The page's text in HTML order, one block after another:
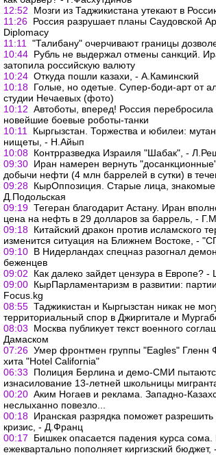
12:52
Мозги из Таджикистана утекают в
11:26 Россия разрушает планы Саудовской
Diplomacy
11:11
"Талибану" очерчивают границы
10:44 Рубль не выдержал отмены санкций.
затопила российскую валюту
10:24 Откуда пошли казахи, - А.Каминский
10:18 Голые, но одетые. Супер-боди-арт от
студии Нечаевых (фото)
10:12 Автоботы, вперед! Россия
новейшие боевые роботы-танки
10:11
Кыргызстан. Торжества и юбилеи:
нищеты, - Н.Айып
10:08 Контрразведка Израиля "Шабак", -
09:30 Иран намерен вернуть
добычи нефти (4 млн баррелей в сутки) в
09:28 КырОппозиция. Старые лица,
Д.Подольская
09:19 Тегеран благодарит Астану. Иран
цена на нефть в 29 долларов за баррель, -
09:18 Китайский дракон против исламского
изменится ситуация на Ближнем Востоке, -
09:10 В Нидерландах спецназ разогнал
беженцев
09:02
Как далеко зайдет цензура в Европе? -
09:00 КырПарламентаризм в развитии:
Focus.kg
08:55 Таджикистан и Кыргызстан никак не
территориальный спор в Джиргитале и
08:03
Москва публикует текст военного
Дамаском
07:26 Умер фронтмен группы "Eagles" Гленн
хита "Hotel California"
06:33
Полиция Берлина и демо-СМИ
изнасилование 13-летней школьницы
00:20 Аким Ногаев и реклама. Западно-
неслыханно повезло...
00:18 Иранская разрядка поможет разрешить
кризис, - Д.Франц
00:17
Бишкек опасается падения курса сома.
ежеквартально пополняет киргизский